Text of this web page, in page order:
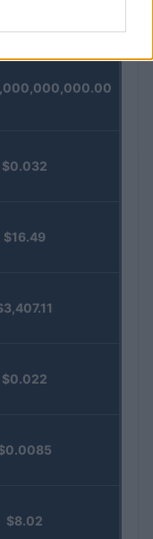
$0.032
$16.49
$0.022
$8.02